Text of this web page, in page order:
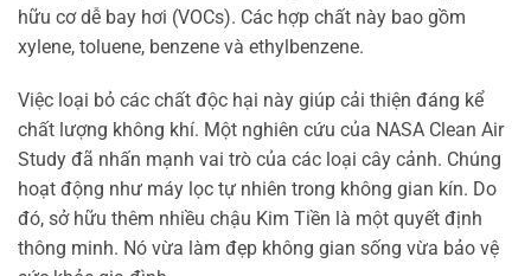
hữu cơ dễ bay hơi (VOCs). Các hợp chất này bao gồm
xylene, toluene, benzene và ethylbenzene.
Việc loại bỏ các chất độc hại này giúp cải thiện đáng kể
chất lượng không khí. Một nghiên cứu của NASA Clean Air
Study đã nhấn mạnh vai trò của các loại cây cảnh. Chúng
hoạt động như máy lọc tự nhiên trong không gian kín. Do
đó, sở hữu thêm nhiều chậu Kim Tiền là một quyết định
thông minh. Nó vừa làm đẹp không gian sống vừa bảo vệ